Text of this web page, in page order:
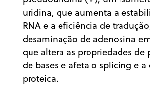
uridina, que aumenta a
RNA e a eficiência de
desaminação de adenosina
que altera as propriedades de
de bases e afeta o splicing e a
proteica.